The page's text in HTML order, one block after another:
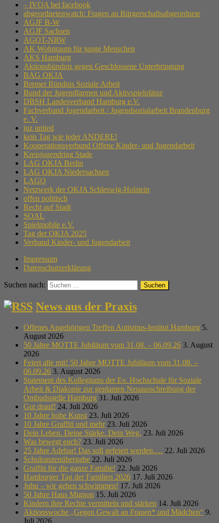
– IVOA bei facebook
abgeordnetenwatch: Fragen an Bürgerschaftsabgeordnete
AGJF B-W
AGJF Sachsen
AGOT-NRW
AK Wohnraum für junge Menschen
AKS Hamburg
Aktionsbündnis gegen Geschlossene Unterbringung
BAG OKJA
Bremer Bündnis Soziale Arbeit
Bund der Jugendfarmen und Aktivspielplätze
DBSH Landesverband Hamburg e.V.
Fachverband Jugendarbeit / Jugendsozialarbeit Brandenburg
e. V.
juz united
kein Tag wie jeder ANDERE!
Kooperationsverbund Offene Kinder- und Jugendarbeit
Kreisjugendring Stade
LAG OKJA Berlin
LAG OKJA Niedersachsen
LAGO
Netzwerk der OKJA Schleswig-Holstein
offen politisch
Recht auf Stadt
SOAL
Spielmobile e.V.
Tag der OKJA 2025
Verband Kinder- und Jugendarbeit
Impressum
Datenschutzerklärung
Suchen nach:
News aus der Praxis
Offenes Angehörigen Treffen Autismus-Institut Hamburg 5.
August 2026
50 Jahre MOTTE Jubiläum vom 31.08. – 06.09.26 3. August
2026
Feiert alle mit! 50 Jahre MOTTE Jubiläum vom 31.08. –
06.09.26 3. August 2026
Statement des Kollegiums der Ev. Hochschule für Soziale
Arbeit & Diakonie zur geplanten Neuausschreibung der
Ombudsstelle Hamburg 31. Juli 2026
Gut drauf! 24. Juli 2026
10 Jahre hohe Kunst 23. Juli 2026
10 Jahre Graffiti und mehr 23. Juli 2026
Dein Leben. Deine Stärke. Dein Weg. 23. Juli 2026
Was bewegt euch? 23. Juli 2026
25 Jahre Adebar! Das soll gefeiert werden…. 22. Juli 2026
Schulranzenübergabe 22. Juli 2026
Graffiti für die ganze Familie! 22. Juli 2026
Hamburger Tag der Familien 2026 17. Juli 2026
Juhu – wir gehen schwimmen! 17. Juli 2026
50 Jahre Haus Mignon 15. Juli 2026
Kindern ihre Rechte vermitteln und stärken 14. Juli 2026
Aktionswoche „Gegen Gewalt an Frauen* und Mädchen“ 9.
Juli 2026